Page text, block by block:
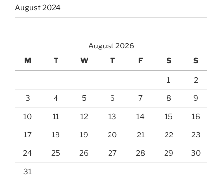
August 2024
August 2026
M
T W T F S S
1 2
3 4 5 6 7 8 9
10 11 12 13 14 15 16
17 18 19 20 21 22 23
24 25 26 27 28 29 30
31